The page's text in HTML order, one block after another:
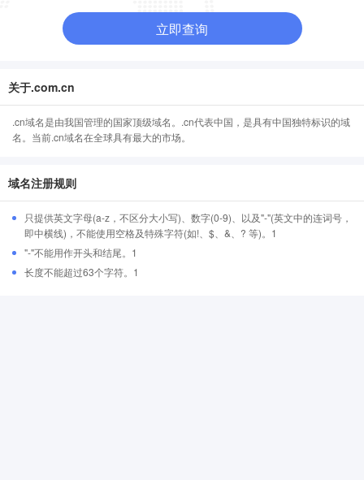
立即查询
关于.com.cn
.cn域名是由我国管理的国家顶级域名。.cn代表中国，是具有中国独特标识的域
名。当前.cn域名在全球具有最大的市场。
域名注册规则
只提供英文字母(a-z，不区分大小写)、数字(0-9)、以及"-"(英文中的连词号，
即中横线)，不能使用空格及特殊字符(如!、$、&、? 等)。1
"-"不能用作开头和结尾。1
长度不能超过63个字符。1